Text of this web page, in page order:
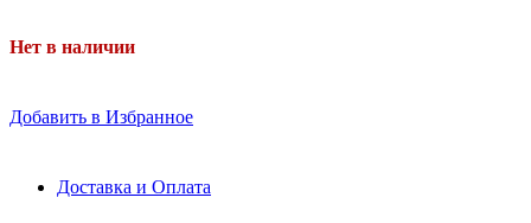
Нет в наличии
Добавить в Избранное
Доставка и Оплата